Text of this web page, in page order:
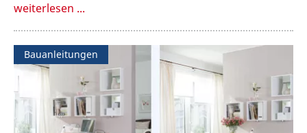
weiterlesen ...
Bauanleitungen